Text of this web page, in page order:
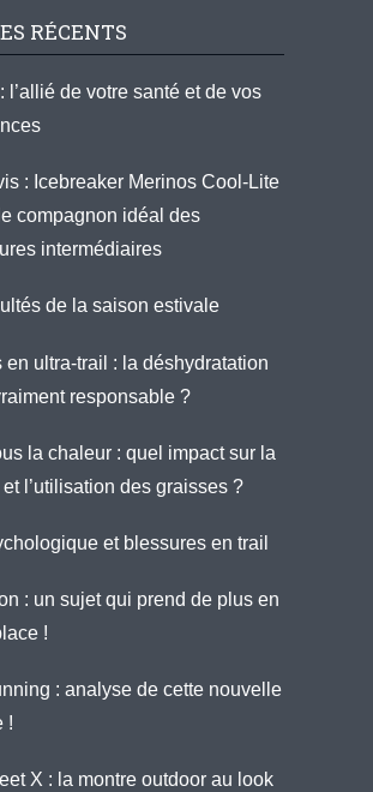
RÉCENTS
l’allié de votre santé et de vos
: Icebreaker Merinos Cool-Lite
compagnon idéal des
intermédiaires
de la saison estivale
en ultra-trail : la déshydratation
responsable ?
la chaleur : quel impact sur la
l’utilisation des graisses ?
et blessures en trail
: un sujet qui prend de plus en
!
: analyse de cette nouvelle
!
X : la montre outdoor au look